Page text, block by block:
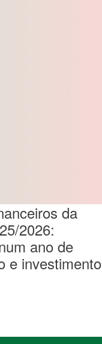
da
2026:
ano de
e investimento